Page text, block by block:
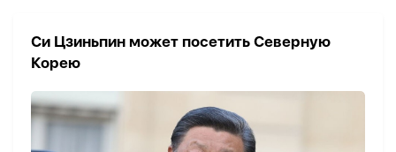
Си Цзиньпин может посетить Северную
Корею